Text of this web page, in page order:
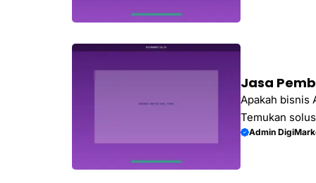
Jasa
Apakah bisnis
Temukan
dirancang
Admin